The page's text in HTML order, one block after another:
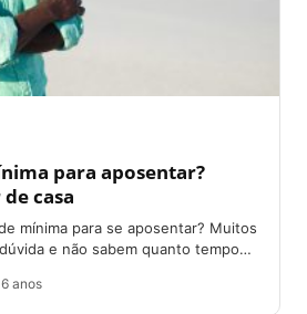
para aposentar?
casa
mínima para se aposentar? Muitos
e não sabem quanto tempo
anos